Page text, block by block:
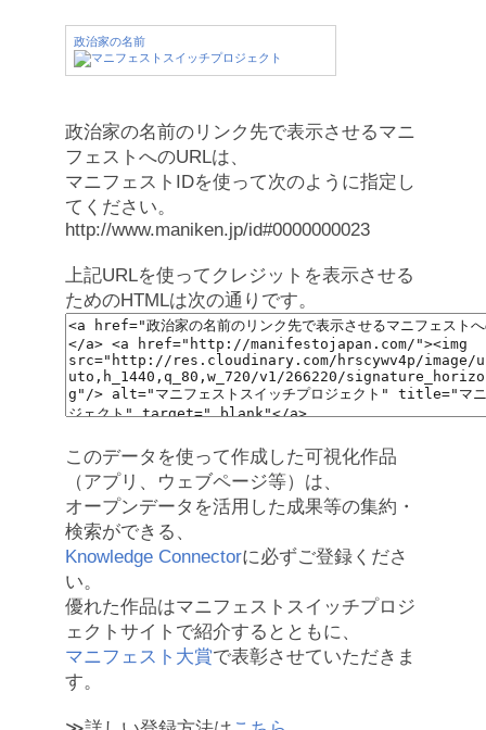
政治家の名前
政治家の名前のリンク先で表示させるマニ
フェストへのURLは、
マニフェストIDを使って次のように指定し
てください。
http://www.maniken.jp/id#0000000023
上記URLを使ってクレジットを表示させる
ためのHTMLは次の通りです。
このデータを使って作成した可視化作品
（アプリ、ウェブページ等）は、
オープンデータを活用した成果等の集約・
検索ができる、
Knowledge Connectorに必ずご登録くださ
い。
優れた作品はマニフェストスイッチプロジ
ェクトサイトで紹介するとともに、
マニフェスト大賞で表彰させていただきま
す。